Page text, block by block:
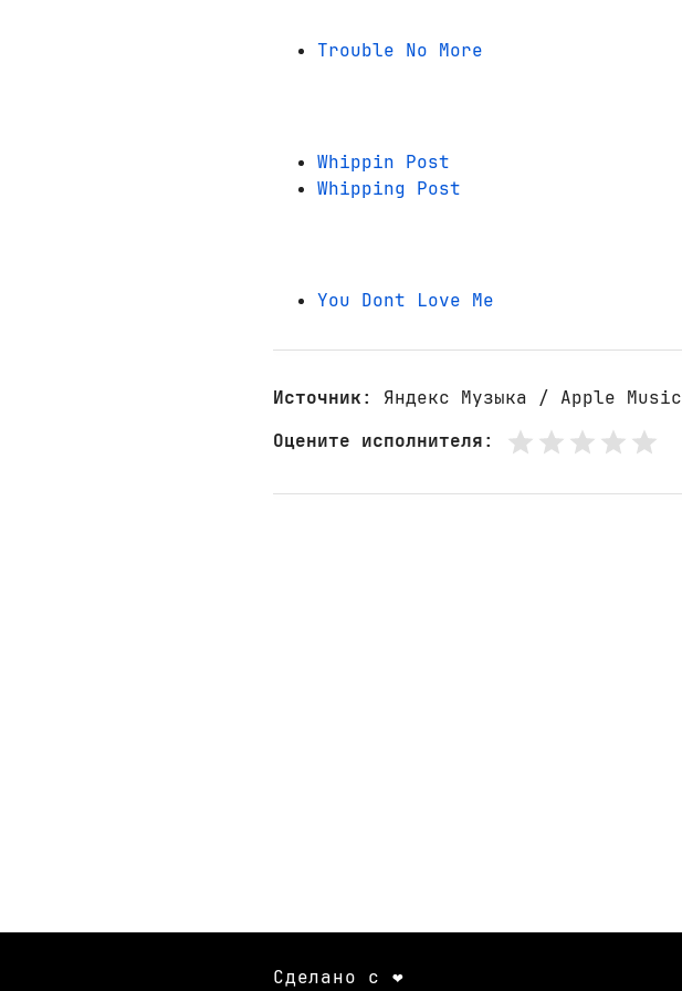
Trouble No More
Whippin Post
Whipping Post
You Dont Love Me
Источник: Яндекс Музыка / Apple Music
Оцените исполнителя:
Сделано с ❤️